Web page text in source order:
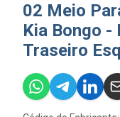
02 Meio
Kia Bongo -
Traseiro